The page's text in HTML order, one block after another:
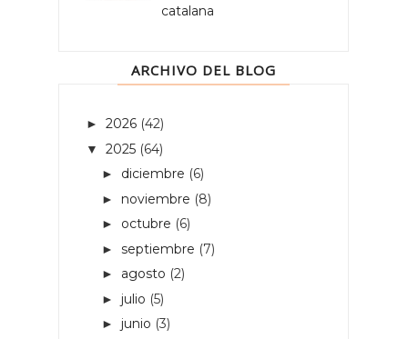
catalana
ARCHIVO DEL BLOG
► 2026 (42)
▼ 2025 (64)
► diciembre (6)
► noviembre (8)
► octubre (6)
► septiembre (7)
► agosto (2)
► julio (5)
► junio (3)